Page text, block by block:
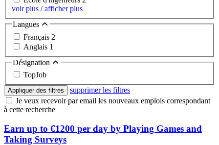
voir plus / afficher plus
Langues
Français 2
Anglais 1
Désignation
TopJob
Appliquer des filtres
supprimer les filtres
Je veux recevoir par email les nouveaux emplois correspondant
à cette recherche
Earn up to €1200 per day by Playing Games and
Taking Surveys